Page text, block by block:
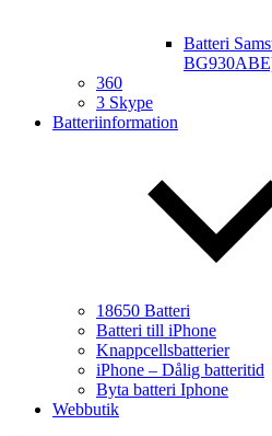
Batteri
360
3 Skype
Batteriinformation
18650 Batteri
Batteri till iPhone
Knappcellsbatterier
iPhone – Dålig batteritid
Byta batteri Iphone
Webbutik